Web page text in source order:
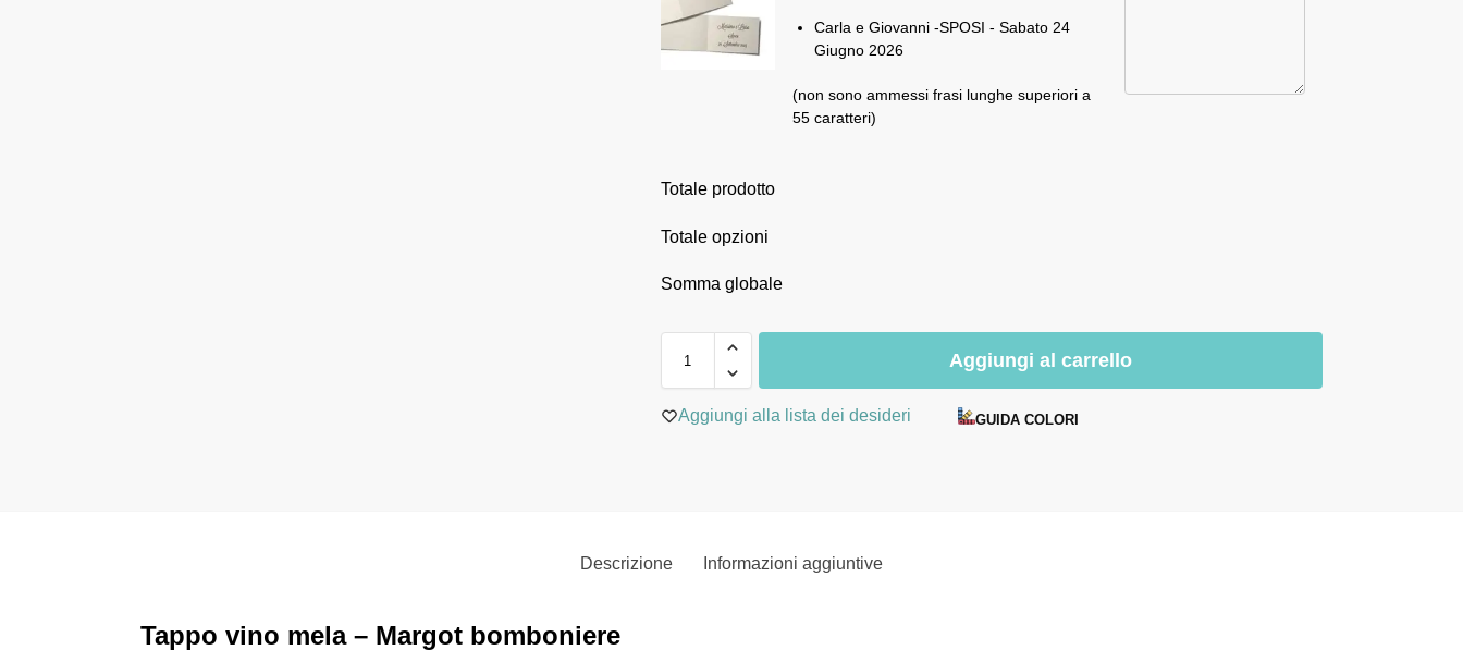
Carla e Giovanni -SPOSI - Sabato 24
Giugno 2026
(non sono ammessi frasi lunghe superiori a
55 caratteri)
Totale prodotto
Totale opzioni
Somma globale
Aggiungi al carrello
Aggiungi alla lista dei desideri GUIDA COLORI
Descrizione Informazioni aggiuntive
Tappo vino mela – Margot bomboniere